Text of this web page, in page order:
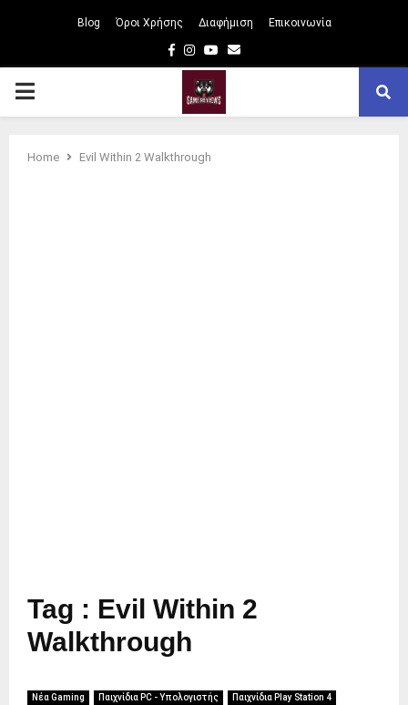
Blog Όροι Χρήσης Διαφήμιση Επικοινωνία
Facebook
Instagram
Youtube
Email
PRIMARY
Home Evil Within 2 Walkthrough
Tag : Evil Within 2
Walkthrough
Νέα Gaming Παιχνίδια PC - Υπολογιστής
Παιχνίδια Play Station 4